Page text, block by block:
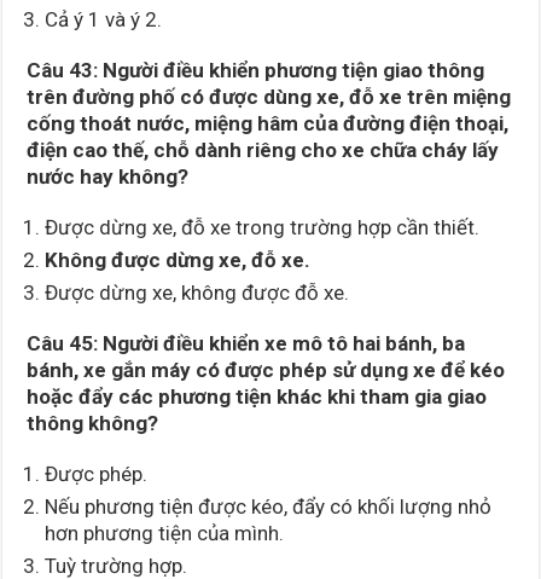
Cả ý 1 và ý 2.
Câu 43: Người điều khiển phương tiện giao thông
trên đường phố có được dùng xe, đỗ xe trên miệng
cống thoát nước, miệng hâm của đường điện thoại,
điện cao thế, chỗ dành riêng cho xe chữa cháy lấy
nước hay không?
Được dừng xe, đỗ xe trong trường hợp cần thiết.
Không được dừng xe, đỗ xe.
Được dừng xe, không được đỗ xe.
Câu 45: Người điều khiển xe mô tô hai bánh, ba
bánh, xe gắn máy có được phép sử dụng xe để kéo
hoặc đẩy các phương tiện khác khi tham gia giao
thông không?
Được phép.
Nếu phương tiện được kéo, đẩy có khối lượng nhỏ
hơn phương tiện của mình.
Tuỳ trường hợp.